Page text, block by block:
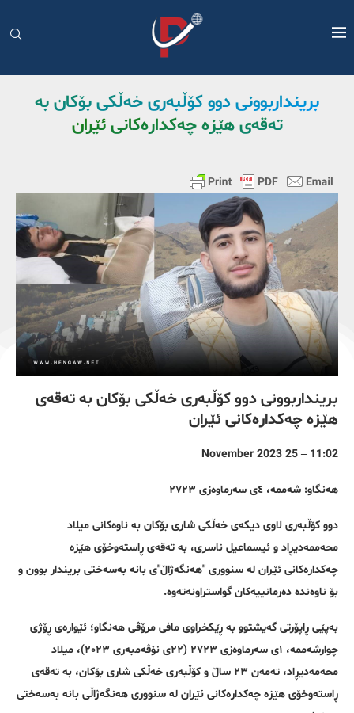
برینداربوونی دوو کۆڵبەری خەڵکی بۆکان بە
تەقەی هێزە چەکدارەکانی ئێران
برینداربوونی دوو کۆڵبەری خەڵکی بۆکان بە تەقەی
هێزە چەکدارەکانی ئێران
11:02 – 25 November 2023
هەنگاو: شەممە، ٤ی سەرماوەزی ٢٧٢٣
دوو کۆڵبەری لاوی دیکەی خەڵکی شاری بۆکان بە ناوەکانی میلاد
محەممەدیڕاد و ئیسماعیل ناسری، بە تەقەی ڕاستەوخۆی هێزە
چەکدارەکانی ئێران لە سنووری "هەنگەژاڵ"ی بانە بەسەختی بریندار بوون و
بۆ ناوەندە دەرمانییەکان گواستراونەتەوە.
بەپێی ڕاپۆرتی گەیشتوو بە ڕێکخراوی مافی مرۆڤی هەنگاو؛ ئێوارەی ڕۆژی
چوارشەممە، ١ی سەرماوەزی ٢٧٢٣ (٢٢ی نۆڤەمبەری ٢٠٢٣)، میلاد
محەمەدیڕاد، تەمەن ٢٣ ساڵ و کۆڵبەری خەڵکی شاری بۆکان، بە تەقەی
ڕاستەوخۆی هێزە چەکدارەکانی ئێران لە سنووری هەنگەژاڵی بانە بەسەختی